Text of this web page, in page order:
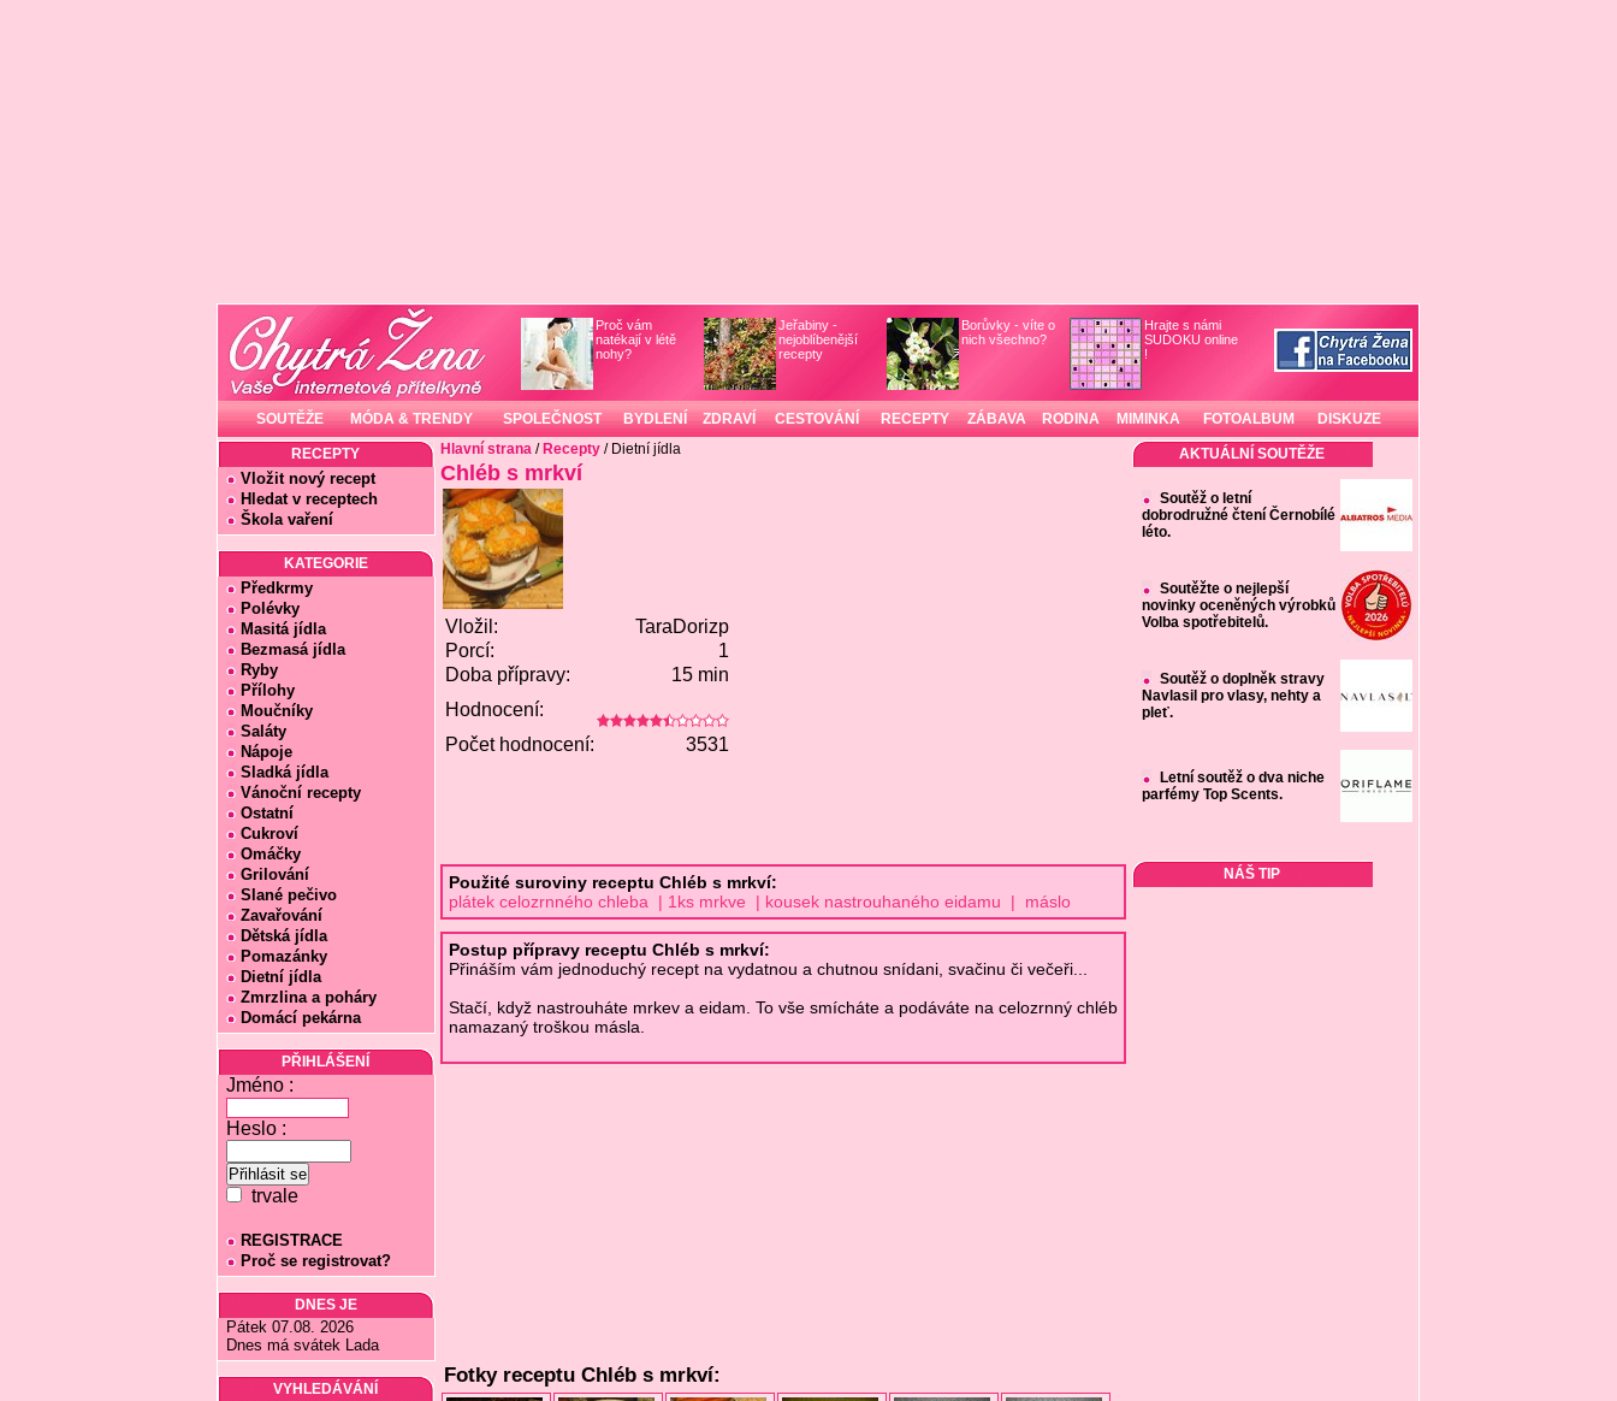
Proč vám
natékají v létě
nohy?
Jeřabiny -
nejoblíbenější
recepty
Borůvky - víte o
nich všechno?
Hrajte s námi
SUDOKU online
!
SOUTĚŽE MÓDA & TRENDY SPOLEČNOST BYDLENÍ ZDRAVÍ CESTOVÁNÍ RECEPTY ZÁBAVA RODINA MIMINKA FOTOALBUM DISKUZE
RECEPTY
Vložit nový recept
Hledat v receptech
Škola vaření
KATEGORIE
Předkrmy
Polévky
Masitá jídla
Bezmasá jídla
Ryby
Přílohy
Moučníky
Saláty
Nápoje
Sladká jídla
Vánoční recepty
Ostatní
Cukroví
Omáčky
Grilování
Slané pečivo
Zavařování
Dětská jídla
Pomazánky
Dietní jídla
Zmrzlina a poháry
Domácí pekárna
PŘIHLÁŠENÍ
Jméno :
Heslo :
trvale
REGISTRACE
Proč se registrovat?
DNES JE
Pátek 07.08. 2026
Dnes má svátek Lada
VYHLEDÁVÁNÍ
Hlavní strana/ Recepty/ Dietní jídla
Chléb s mrkví
Vložil:
TaraDorizp
Porcí:
1
Doba přípravy:
15 min
Hodnocení:
Počet hodnocení:
3531
Použité suroviny receptu Chléb s mrkví:
plátek celozrnného chleba | 1ks mrkve | kousek nastrouhaného eidamu | máslo
Postup přípravy receptu Chléb s mrkví:
Přináším vám jednoduchý recept na vydatnou a chutnou snídani, svačinu či večeři...
Stačí, když nastrouháte mrkev a eidam. To vše smícháte a podáváte na celozrnný chléb
namazaný troškou másla.
Fotky receptu Chléb s mrkví:
AKTUÁLNÍ SOUTĚŽE
Soutěž o letní
dobrodružné čtení Černobílé
léto.
Soutěžte o nejlepší
novinky oceněných výrobků
Volba spotřebitelů.
Soutěž o doplněk stravy
Navlasil pro vlasy, nehty a
pleť.
Letní soutěž o dva niche
parfémy Top Scents.
NÁŠ TIP